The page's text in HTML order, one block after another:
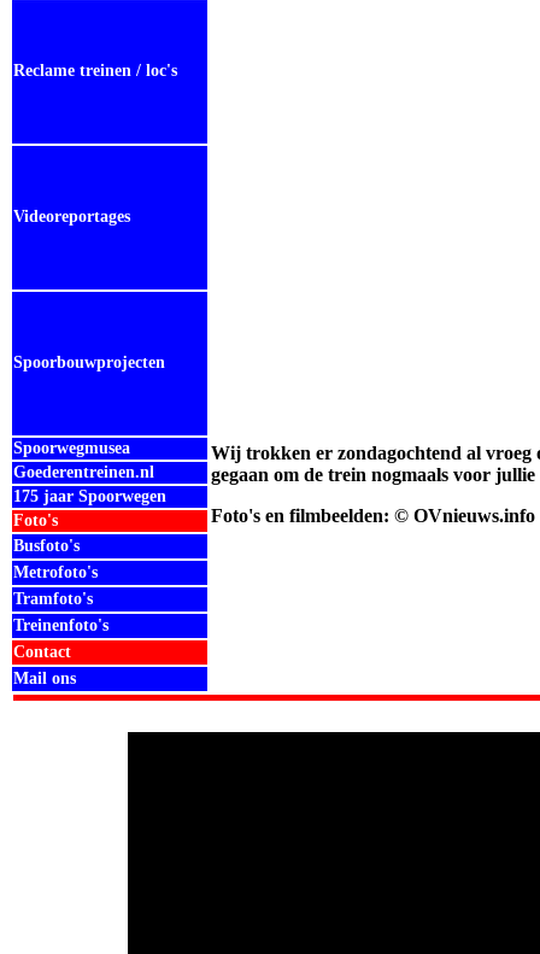
Reclame treinen / loc's
Videoreportages
Spoorbouwprojecten
Spoorwegmusea
Wij trokken er zondagochtend al vroeg
gegaan om de trein nogmaals voor jullie
Foto's en filmbeelden: © OVnieuws.info
Goederentreinen.nl
175 jaar Spoorwegen
Foto's
Busfoto's
Metrofoto's
Tramfoto's
Treinenfoto's
Contact
Mail ons